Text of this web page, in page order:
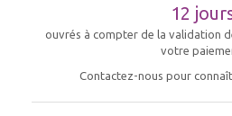
12
ouvrés à compter de la validation
votre
Contactez-nous pour